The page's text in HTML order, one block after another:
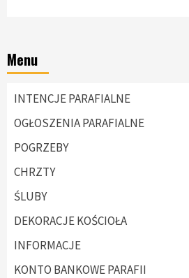
Menu
INTENCJE PARAFIALNE
OGŁOSZENIA PARAFIALNE
POGRZEBY
CHRZTY
ŚLUBY
DEKORACJE KOŚCIOŁA
INFORMACJE
KONTO BANKOWE PARAFII